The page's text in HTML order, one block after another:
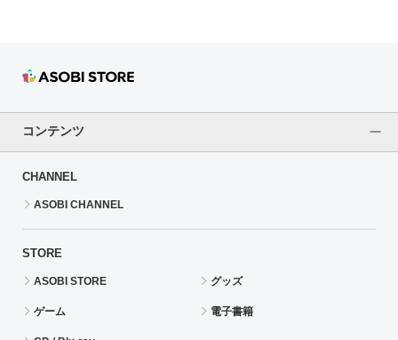
コンテンツ
CHANNEL
ASOBI CHANNEL
STORE
ASOBI STORE グッズ
ゲーム 電子書籍